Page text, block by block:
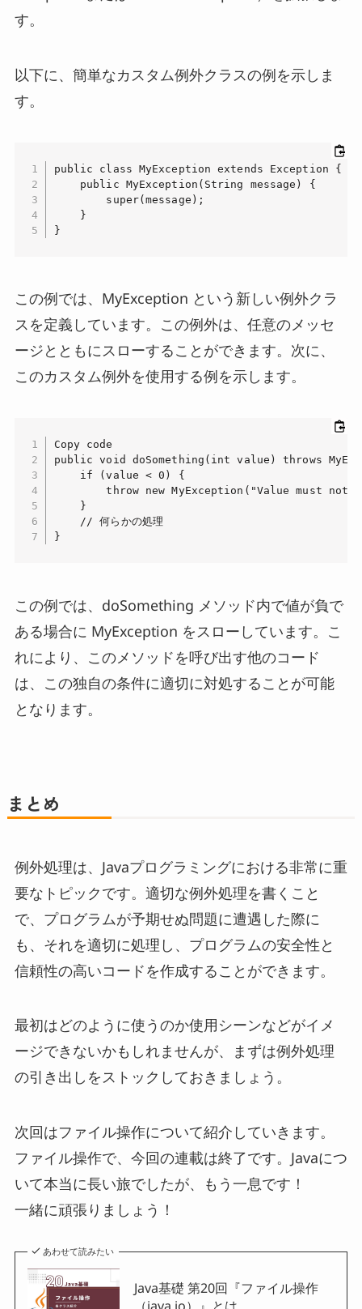
す。
以下に、簡単なカスタム例外クラスの例を示しま
す。
public class MyException extends Exception {
    public MyException(String message) {
        super(message);
    }
}
この例では、MyException という新しい例外クラ
スを定義しています。この例外は、任意のメッセ
ージとともにスローすることができます。次に、
このカスタム例外を使用する例を示します。
Copy code
public void doSomething(int value) throws
    if (value < 0) {
throw new MyException("Value must not
    }
    // 何らかの処理
}
この例では、doSomething メソッド内で値が負で
ある場合に MyException をスローしています。こ
れにより、このメソッドを呼び出す他のコード
は、この独自の条件に適切に対処することが可能
となります。
まとめ
例外処理は、Javaプログラミングにおける非常に重
要なトピックです。適切な例外処理を書くこと
で、プログラムが予期せぬ問題に遭遇した際に
も、それを適切に処理し、プログラムの安全性と
信頼性の高いコードを作成することができます。
最初はどのように使うのか使用シーンなどがイメ
ージできないかもしれませんが、まずは例外処理
の引き出しをストックしておきましょう。
次回はファイル操作について紹介していきます。
ファイル操作で、今回の連載は終了です。Javaにつ
いて本当に長い旅でしたが、もう一息です！
一緒に頑張りましょう！
あわせて読みたい
Java基礎 第20回『ファイル操作